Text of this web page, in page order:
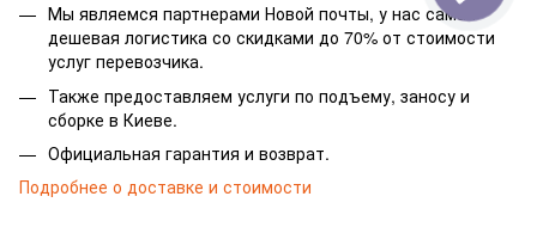
Мы являемся партнерами Новой почты, у нас самая
дешевая логистика со скидками до 70% от стоимости
услуг перевозчика.
Также предоставляем услуги по подъему, заносу и
сборке в Киеве.
Официальная гарантия и возврат.
Подробнее о доставке и стоимости